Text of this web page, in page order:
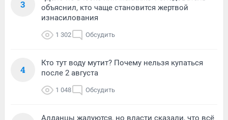
3
объяснил, кто чаще становится жертвой
изнасилования
1 302 Обсудить
4
Кто тут воду мутит? Почему нельзя купаться
после 2 августа
1 048 Обсудить
Алданцы жалуются, но власти сказали, что всё